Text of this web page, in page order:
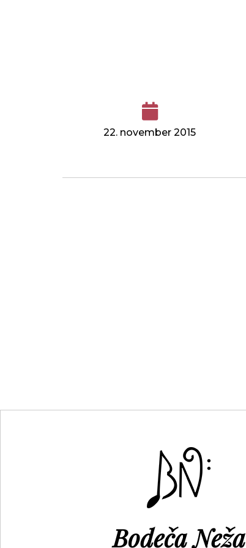
22. november 2015
Bodeča Neža